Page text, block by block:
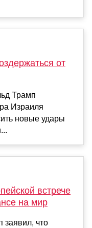
от
Трамп
Израиля
новые удары
встрече
на мир
что